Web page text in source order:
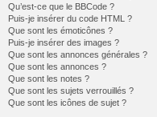
Qu’est-ce que le BBCode ?
Puis-je insérer du code HTML ?
Que sont les émoticônes ?
Puis-je insérer des images ?
Que sont les annonces générales ?
Que sont les annonces ?
Que sont les notes ?
Que sont les sujets verrouillés ?
Que sont les icônes de sujet ?